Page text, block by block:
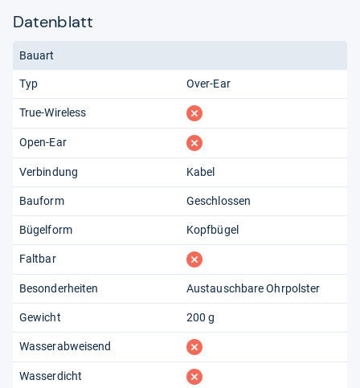
Datenblatt
Bauart
Typ Over-Ear
True-Wireless fehlt
Open-Ear fehlt
Verbindung Kabel
Bauform Geschlossen
Bügelform Kopfbügel
Faltbar fehlt
Besonderheiten Austauschbare Ohrpolster
Gewicht 200 g
Wasserabweisend fehlt
Wasserdicht fehlt